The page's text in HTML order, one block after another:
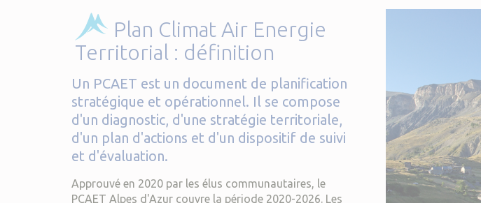
Plan Climat Air Energie
Territorial : définition
Un PCAET est un document de planification
stratégique et opérationnel. Il se compose
d'un diagnostic, d'une stratégie territoriale,
d'un plan d'actions et d'un dispositif de suivi
et d'évaluation.
Approuvé en 2020 par les élus communautaires, le
PCAET Alpes d'Azur couvre la période 2020-2026. Les